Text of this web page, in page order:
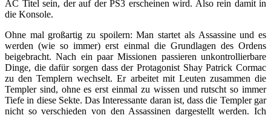
AC Titel sein, der auf der PS3 erscheinen wird. Also rein damit in
die Konsole.
Ohne mal großartig zu spoilern: Man startet als Assassine und es
werden (wie so immer) erst einmal die Grundlagen des Ordens
beigebracht. Nach ein paar Missionen passieren unkontrollierbare
Dinge, die dafür sorgen dass der Protagonist Shay Patrick Cormac
zu den Templern wechselt. Er arbeitet mit Leuten zusammen die
Templer sind, ohne es erst einmal zu wissen und rutscht so immer
Tiefe in diese Sekte. Das Interessante daran ist, dass die Templer gar
nicht so verschieden von den Assassinen dargestellt werden. Ich